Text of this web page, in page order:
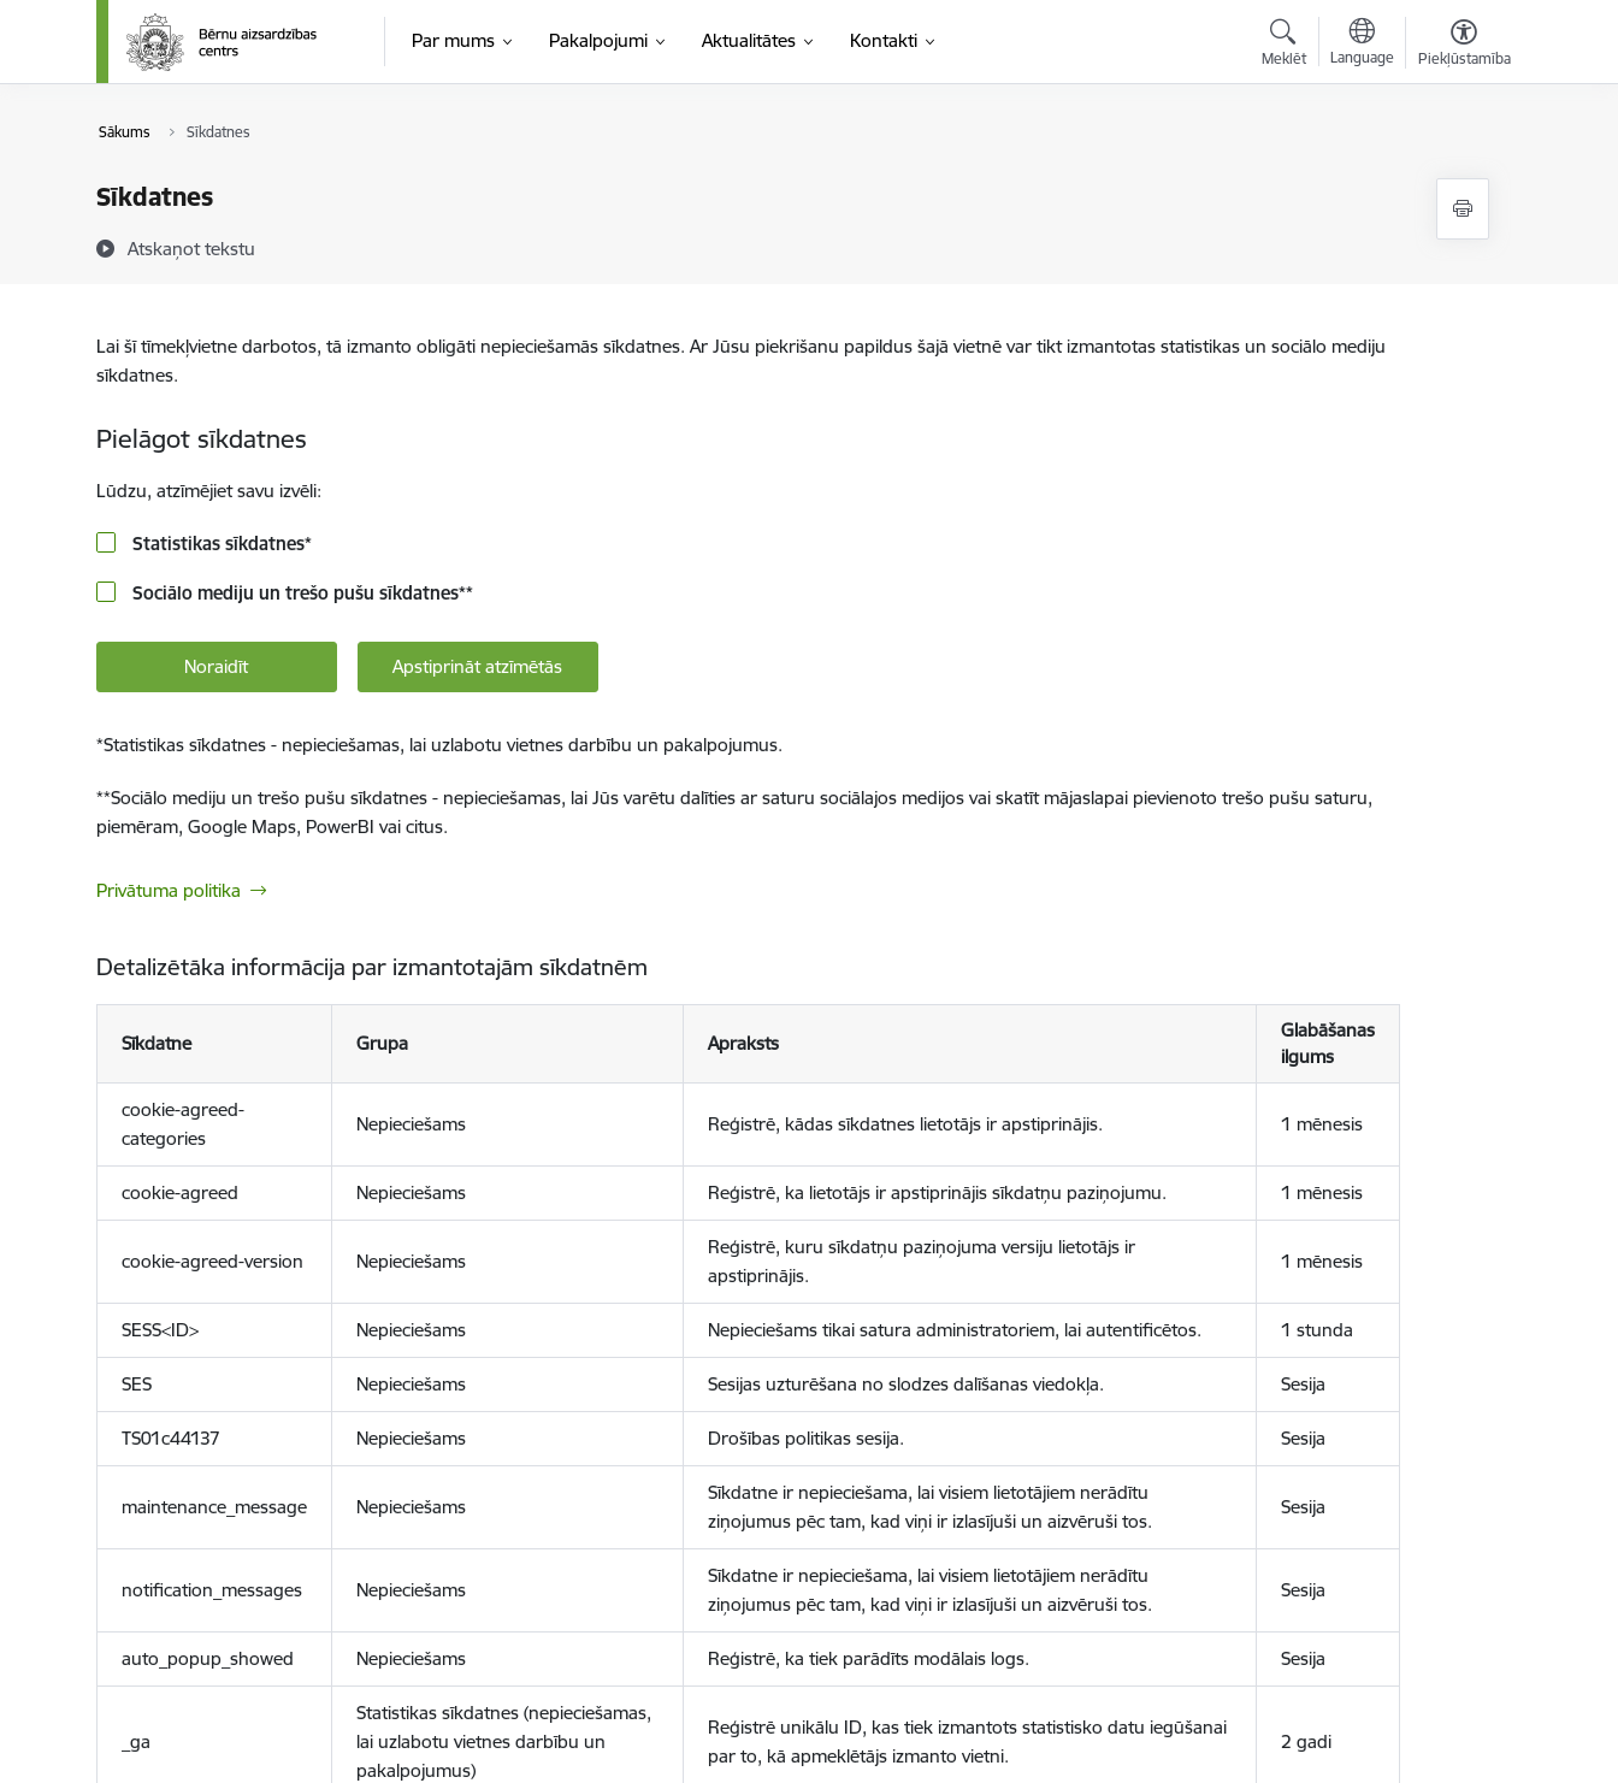
Pāriet uz lapas saturu
Par mums Pakalpojumi Aktualitātes Kontakti
Meklēt Language Piekļūstamība
Sākums Sīkdatnes
Sīkdatnes
Atskaņot tekstu
Lai šī tīmekļvietne darbotos, tā izmanto obligāti nepieciešamās sīkdatnes. Ar Jūsu piekrišanu papildus šajā vietnē var tikt izmantotas statistikas un sociālo mediju
sīkdatnes.
Pielāgot sīkdatnes
Lūdzu, atzīmējiet savu izvēli:
Statistikas sīkdatnes*
Sociālo mediju un trešo pušu sīkdatnes**
Noraidīt Apstiprināt atzīmētās
*Statistikas sīkdatnes - nepieciešamas, lai uzlabotu vietnes darbību un pakalpojumus.
**Sociālo mediju un trešo pušu sīkdatnes - nepieciešamas, lai Jūs varētu dalīties ar saturu sociālajos medijos vai skatīt mājaslapai pievienoto trešo pušu saturu,
piemēram, Google Maps, PowerBI vai citus.
Privātuma politika
Detalizētāka informācija par izmantotajām sīkdatnēm
Sīkdatne Grupa Apraksts
Glabāšanas
ilgums
cookie-agreed-
categories
Nepieciešams Reģistrē, kādas sīkdatnes lietotājs ir apstiprinājis. 1 mēnesis
cookie-agreed Nepieciešams Reģistrē, ka lietotājs ir apstiprinājis sīkdatņu paziņojumu. 1 mēnesis
cookie-agreed-version Nepieciešams
Reģistrē, kuru sīkdatņu paziņojuma versiju lietotājs ir
apstiprinājis.
1 mēnesis
SESS<ID> Nepieciešams Nepieciešams tikai satura administratoriem, lai autentificētos. 1 stunda
SES Nepieciešams Sesijas uzturēšana no slodzes dalīšanas viedokļa. Sesija
TS01c44137 Nepieciešams Drošības politikas sesija. Sesija
maintenance_message Nepieciešams
Sīkdatne ir nepieciešama, lai visiem lietotājiem nerādītu
ziņojumus pēc tam, kad viņi ir izlasījuši un aizvēruši tos.
Sesija
notification_messages Nepieciešams
Sīkdatne ir nepieciešama, lai visiem lietotājiem nerādītu
ziņojumus pēc tam, kad viņi ir izlasījuši un aizvēruši tos.
Sesija
auto_popup_showed Nepieciešams Reģistrē, ka tiek parādīts modālais logs. Sesija
_ga
Statistikas sīkdatnes (nepieciešamas,
lai uzlabotu vietnes darbību un
pakalpojumus)
Reģistrē unikālu ID, kas tiek izmantots statistisko datu iegūšanai
par to, kā apmeklētājs izmanto vietni.
2 gadi